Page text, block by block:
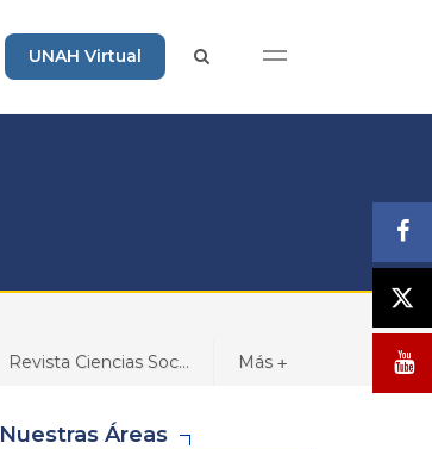
UNAH Virtual
Revista Ciencias Soc... +
Más
Nuestras Áreas